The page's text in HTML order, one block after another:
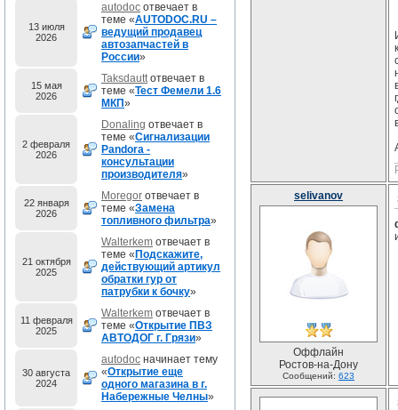
13 июля
2026
autodoc отвечает в
теме «AUTODOC.RU –
ведущий продавец
автозапчастей в
России»
15 мая
2026
Taksdauttотвечает в
теме «Тест Фемели 1.6
МКП»
2 февраля
2026
Donaling отвечает в
теме «Сигнализации
Pandora -
консультации
производителя»
22 января
2026
Moregor отвечает в
теме «Замена
топливного фильтра»
21 октября
2025
Walterkem отвечает в
теме « Подскажите,
действующий артикул
обратки гур от
патрубки к бочку»
11 февраля
2025
Walterkem отвечает в
теме «Открытие ПВЗ
АВТОДОГ г. Грязи»
30 августа
2024
autodoc начинает тему
«Открытие еще
одного магазина в г.
Набережные Челны»
selivanov
Оффлайн
Ростов-на-Дону
Сообщений: 623